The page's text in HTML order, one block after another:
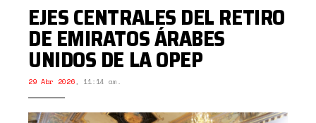
EJES CENTRALES DEL RETIRO
DE EMIRATOS ÁRABES
UNIDOS DE LA OPEP
29 Abr 2026, 11:14 am.